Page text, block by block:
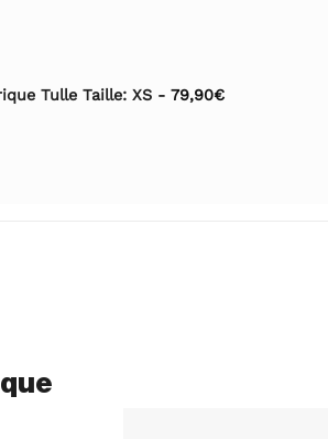
Tulle Taille: XS - 79,90€